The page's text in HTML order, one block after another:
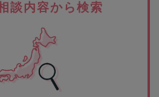
談内容から検索